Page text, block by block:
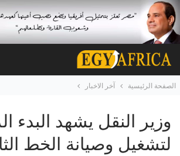
الصفحة الرئيسية آخر الاخبار
وزير النقل يشهد البدء
لتشغيل وصيانة الخط